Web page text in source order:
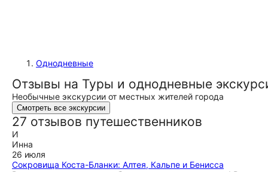
Однодневные
Отзывы на Туры и однодневные
Необычные экскурсии от местных жителей города
Смотреть все экскурсии
27 отзывов путешественников
И
Инна
26 июля
Сокровища Коста-Бланки: Алтея, Кальпе и Бенисса